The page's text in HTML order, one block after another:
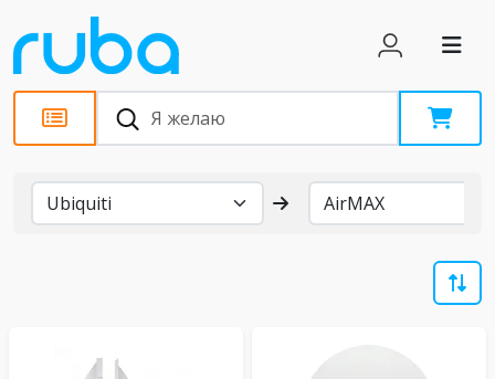
Бренды